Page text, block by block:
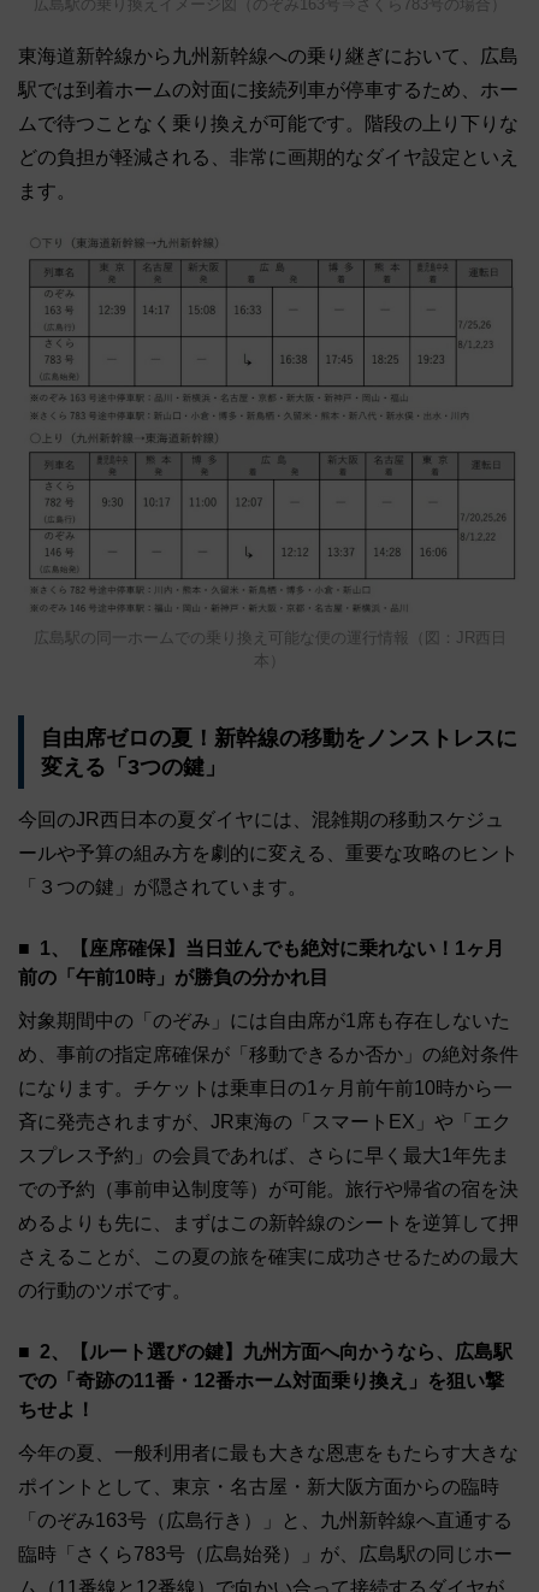
広島駅の乗り換えイメージ図（のぞみ163号⇒さくら783号の場合）
東海道新幹線から九州新幹線への乗り継ぎにおいて、広島
駅では到着ホームの対面に接続列車が停車するため、ホー
ムで待つことなく乗り換えが可能です。階段の上り下りな
どの負担が軽減される、非常に画期的なダイヤ設定といえ
ます。
広島駅の同一ホームでの乗り換え可能な便の運行情報（図：JR西日
本）
自由席ゼロの夏！新幹線の移動をノンストレスに
変える「3つの鍵」
今回のJR西日本の夏ダイヤには、混雑期の移動スケジュ
ールや予算の組み方を劇的に変える、重要な攻略のヒント
「３つの鍵」が隠されています。
1、【座席確保】当日並んでも絶対に乗れない！1ヶ月
前の「午前10時」が勝負の分かれ目
対象期間中の「のぞみ」には自由席が1席も存在しないた
め、事前の指定席確保が「移動できるか否か」の絶対条件
になります。チケットは乗車日の1ヶ月前午前10時から一
斉に発売されますが、JR東海の「スマートEX」や「エク
スプレス予約」の会員であれば、さらに早く最大1年先ま
での予約（事前申込制度等）が可能。旅行や帰省の宿を決
めるよりも先に、まずはこの新幹線のシートを逆算して押
さえることが、この夏の旅を確実に成功させるための最大
の行動のツボです。
2、【ルート選びの鍵】九州方面へ向かうなら、広島駅
での「奇跡の11番・12番ホーム対面乗り換え」を狙い撃
ちせよ！
今年の夏、一般利用者に最も大きな恩恵をもたらす大きな
ポイントとして、東京・名古屋・新大阪方面からの臨時
「のぞみ163号（広島行き）」と、九州新幹線へ直通する
臨時「さくら783号（広島始発）」が、広島駅の同じホー
ム（11番線と12番線）で向かい合って接続するダイヤが